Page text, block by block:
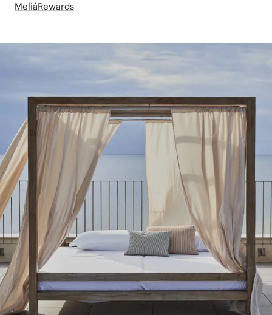
MeliáRewards